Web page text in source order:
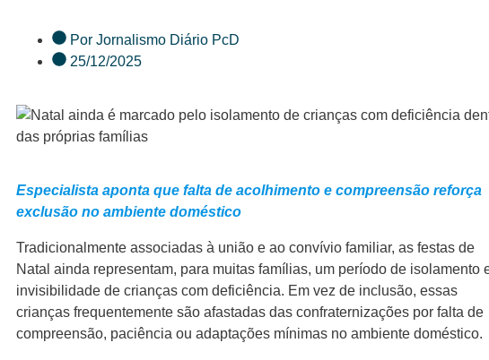
Por Jornalismo Diário PcD
25/12/2025
Especialista aponta que falta de acolhimento e compreensão reforça
exclusão no ambiente doméstico
Tradicionalmente associadas à união e ao convívio familiar, as festas de
Natal ainda representam, para muitas famílias, um período de isolamento
invisibilidade de crianças com deficiência. Em vez de inclusão, essas
crianças frequentemente são afastadas das confraternizações por falta de
compreensão, paciência ou adaptações mínimas no ambiente doméstico.